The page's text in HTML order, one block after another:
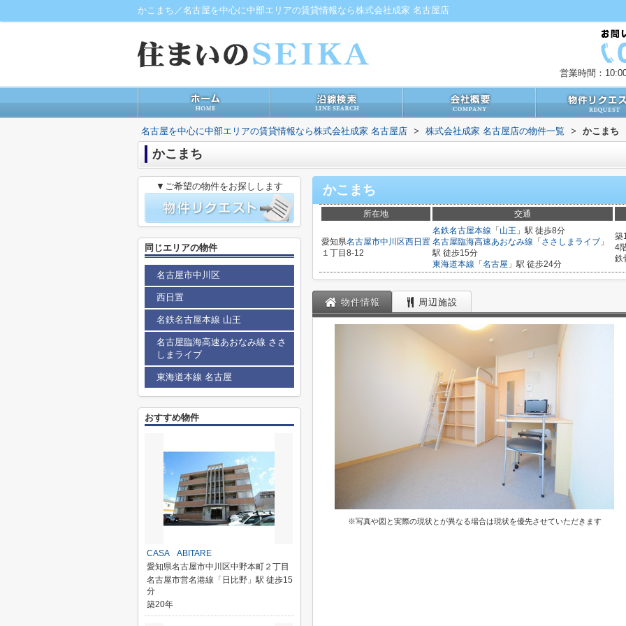
かこまち／名古屋を中心に中部エリアの賃貸情報なら株式会社成家 名古屋店
営業時間：
名古屋を中心に中部エリアの賃貸情報なら株式会社成家 名古屋店 > 株式会社成家 名古屋店の物件一覧 > かこまち
かこまち
かこまち
所在地 交通
愛知県名古屋市中川区西日置
１丁目8-12
名鉄名古屋本線 「 山王 」駅 徒歩8分
名古屋臨海高速あおなみ線 「 ささしまライブ 」
駅 徒歩15分
東海道本線 「 名古屋 」駅 徒歩24分
築
4
鉄
物件情報 周辺施設
※写真や図と実際の現状とが異なる場合は現状を優先させていただきます
▼ご希望の物件をお探しします
同じエリアの物件
名古屋市中川区
西日置
名鉄名古屋本線 山王
名古屋臨海高速あおなみ線 ささ
しまライブ
東海道本線 名古屋
おすすめ物件
CASA ABITARE
愛知県名古屋市中川区中野本町２丁目
名古屋市営名港線「日比野」駅 徒歩15
分
築20年